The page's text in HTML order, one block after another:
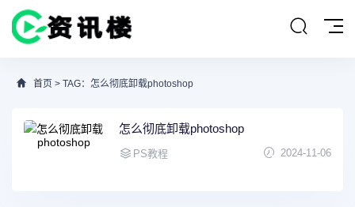
首页 > TAG：怎么彻底卸载photoshop
怎么彻底卸载photoshop
PS教程 2024-11-06